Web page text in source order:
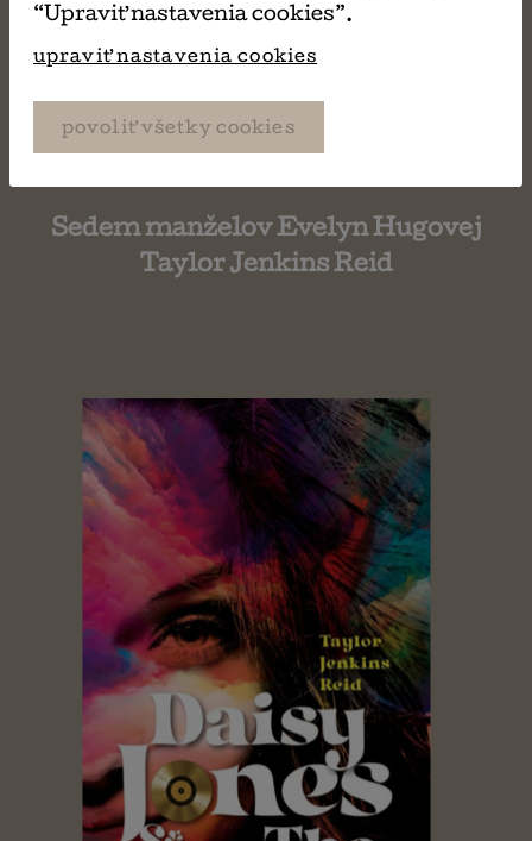
Sedem manželov Evelyn Hugovej
Taylor Jenkins Reid
“Upraviť nastavenia cookies”.
upraviť nastavenia cookies
povoliť všetky cookies